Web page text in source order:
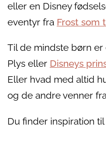
eller en Disney
eventyr fra Frost som
Til de mindste børn
Plys eller Disneys
Eller hvad med altid
og de andre venner
Du finder inspiration